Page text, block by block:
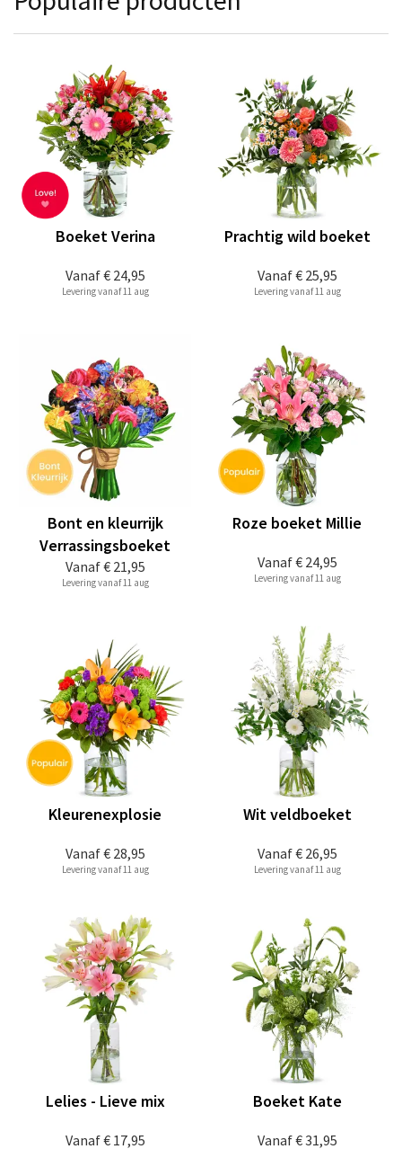
Vanaf€ 24,95
Boeket Verina
Levering vanaf 11 aug
Vanaf€ 25,95
Prachtig wild boeket
Levering vanaf 11 aug
Vanaf€ 21,95
Bont en kleurrijk
Verrassingsboeket
Levering vanaf 11 aug
Vanaf€ 24,95
Roze boeket Millie
Levering vanaf 11 aug
Vanaf€ 28,95
Kleurenexplosie
Levering vanaf 11 aug
Vanaf€ 26,95
Wit veldboeket
Levering vanaf 11 aug
Vanaf€ 17,95
Lelies - Lieve mix
Vanaf€ 31,95
Boeket Kate